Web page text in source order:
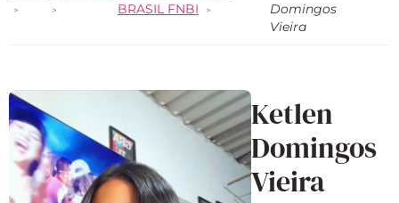
BRASIL FNBI
Domingos
Vieira
Ketlen
Domingos
Vieira